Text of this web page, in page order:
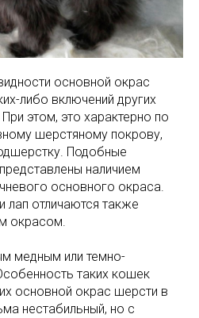
основной окрас
либо включений других
этом, это характерно по
шерстяному покрову,
Подобные
наличием
основного окраса.
лап отличаются также
окрасом.
медным или темно-
таких кошек
основной окрас шерсти в
нестабильный, но с